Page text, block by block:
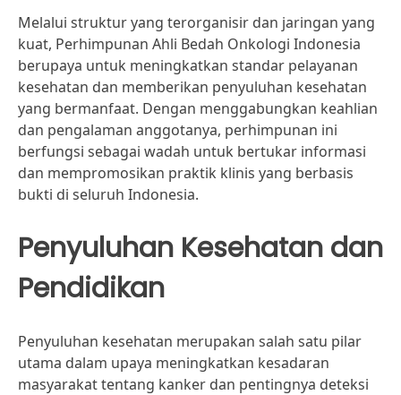
Melalui struktur yang terorganisir dan jaringan yang
kuat, Perhimpunan Ahli Bedah Onkologi Indonesia
berupaya untuk meningkatkan standar pelayanan
kesehatan dan memberikan penyuluhan kesehatan
yang bermanfaat. Dengan menggabungkan keahlian
dan pengalaman anggotanya, perhimpunan ini
berfungsi sebagai wadah untuk bertukar informasi
dan mempromosikan praktik klinis yang berbasis
bukti di seluruh Indonesia.
Penyuluhan Kesehatan dan
Pendidikan
Penyuluhan kesehatan merupakan salah satu pilar
utama dalam upaya meningkatkan kesadaran
masyarakat tentang kanker dan pentingnya deteksi